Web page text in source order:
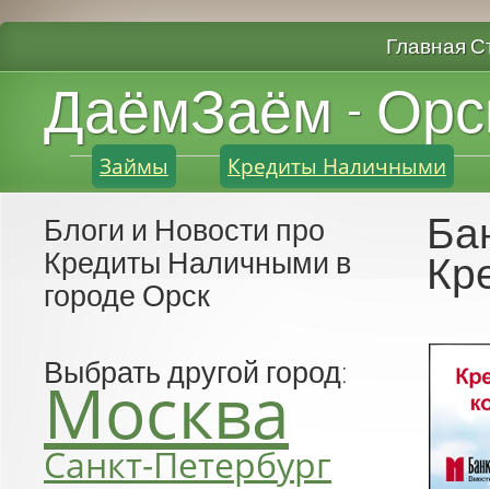
Главная
ДаёмЗаём -
Займы Кредиты Наличными
Блоги и Новости про
Кредиты Наличными в
городе Орск
Выбрать другой город:
Москва
Санкт-Петербург